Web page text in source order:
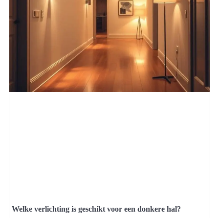
Welke verlichting is geschikt voor een donkere hal?